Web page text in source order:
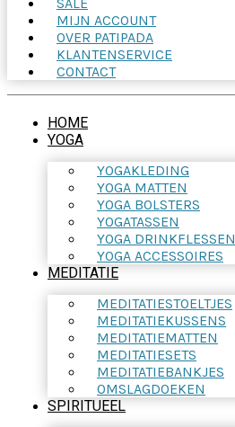
MIJN ACCOUNT
OVER PATIPADA
KLANTENSERVICE
CONTACT
HOME
YOGA
YOGAKLEDING
YOGA MATTEN
YOGA BOLSTERS
YOGATASSEN
YOGA DRINKFLESSEN
YOGA ACCESSOIRES
MEDITATIE
MEDITATIESTOELTJES
MEDITATIEKUSSENS
MEDITATIEMATTEN
MEDITATIESETS
MEDITATIEBANKJES
OMSLAGDOEKEN
SPIRITUEEL